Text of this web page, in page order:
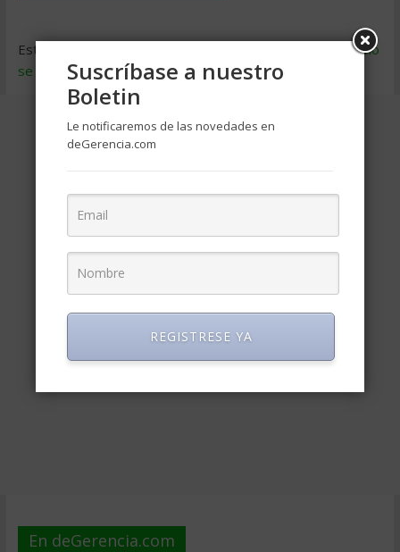
Este sitio usa Akismet para reducir el spam.
Aprende cómo
se procesan los datos de tus comentarios.
En deGerencia.com
Suscríbase a nuestro
Boletin
Le notificaremos de las novedades en
deGerencia.com
REGISTRESE YA